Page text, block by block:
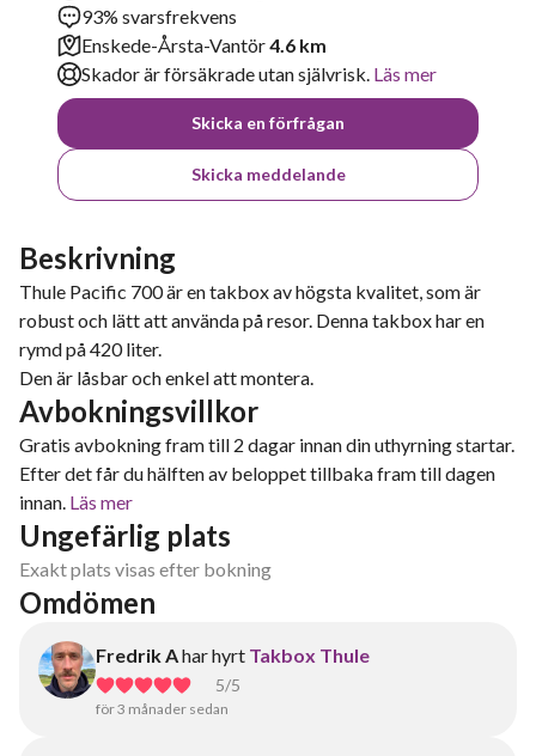
93% svarsfrekvens
Enskede-Årsta-Vantör4.6 km
Skador är försäkrade utan självrisk. Läs mer
Skicka en förfrågan
Skicka meddelande
Beskrivning
Thule Pacific 700 är en takbox av högsta kvalitet, som är
robust och lätt att använda på resor. Denna takbox har en
rymd på 420 liter.
Den är låsbar och enkel att montera.
Avbokningsvillkor
Gratis avbokning fram till 2 dagar innan din uthyrning startar.
Efter det får du hälften av beloppet tillbaka fram till dagen
innan. Läs mer
Ungefärlig plats
Exakt plats visas efter bokning
Omdömen
Fredrik Ahar hyrt Takbox Thule
5/5
för 3 månader sedan